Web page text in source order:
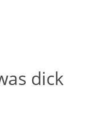
dick